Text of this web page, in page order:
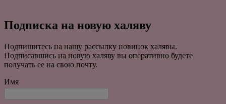
Подписка на новую халяву
Подпишитесь на нашу рассылку новинок халявы.
Подписавшись на новую халяву вы оперативно будете
получать ее на свою почту.
Имя